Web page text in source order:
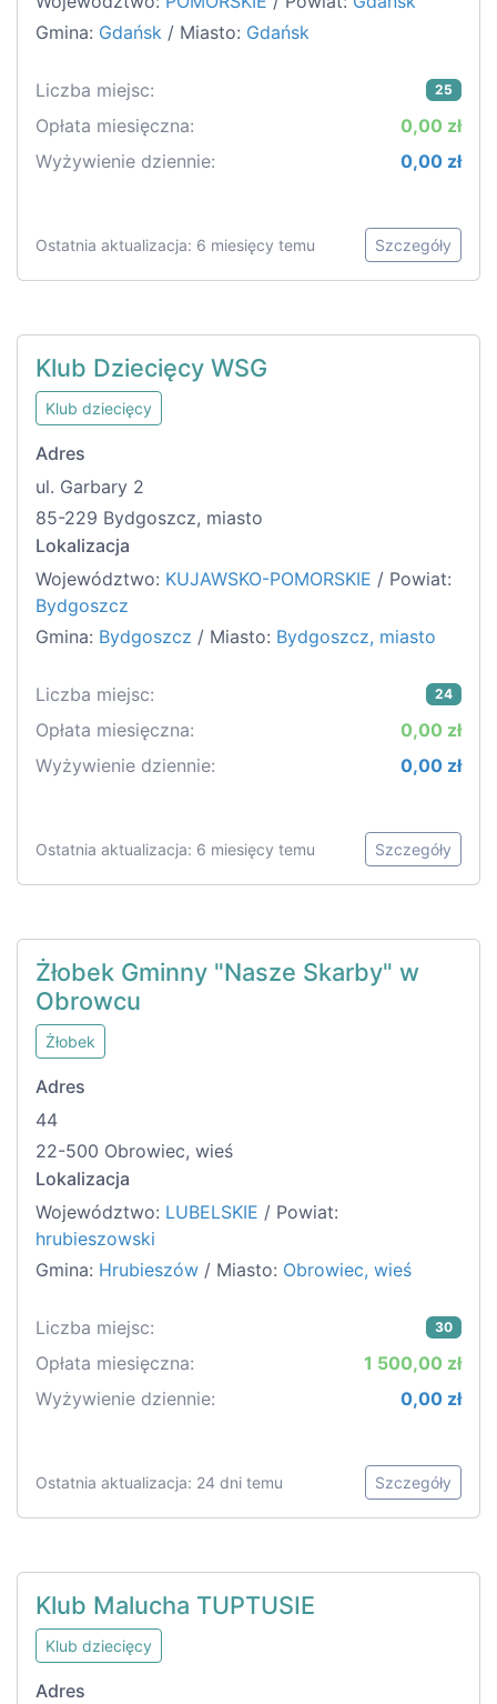
Gmina: Gdańsk / Miasto: Gdańsk
Liczba miejsc: 25
Opłata miesięczna:
0,00 zł
Wyżywienie dziennie:
0,00 zł
Ostatnia aktualizacja: 6 miesięcy temu Szczegóły
Klub Dziecięcy WSG
Klub dziecięcy
Adres
ul. Garbary 2
85-229 Bydgoszcz, miasto
Lokalizacja
Województwo: KUJAWSKO-POMORSKIE / Powiat:
Bydgoszcz
Gmina: Bydgoszcz / Miasto: Bydgoszcz, miasto
Liczba miejsc: 24
Opłata miesięczna:
0,00 zł
Wyżywienie dziennie:
0,00 zł
Ostatnia aktualizacja: 6 miesięcy temu Szczegóły
Żłobek Gminny "Nasze Skarby" w
Obrowcu
Żłobek
Adres
44
22-500 Obrowiec, wieś
Lokalizacja
Województwo: LUBELSKIE / Powiat:
hrubieszowski
Gmina: Hrubieszów / Miasto: Obrowiec, wieś
Liczba miejsc: 30
Opłata miesięczna:
1 500,00 zł
Wyżywienie dziennie:
0,00 zł
Ostatnia aktualizacja: 24 dni temu Szczegóły
Klub Malucha TUPTUSIE
Klub dziecięcy
Adres